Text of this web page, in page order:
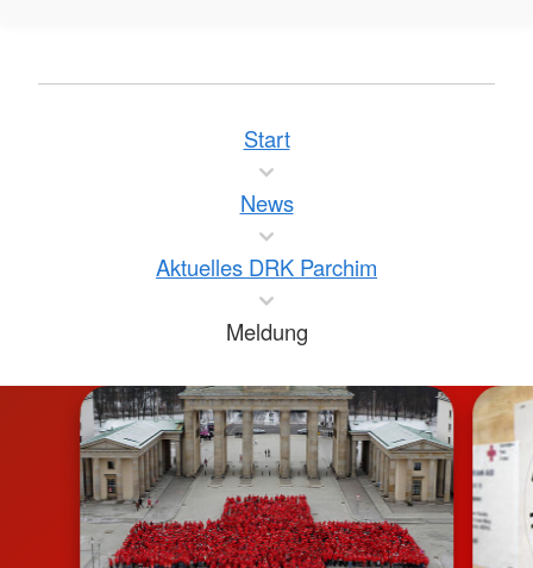
Start
News
Aktuelles DRK Parchim
Meldung